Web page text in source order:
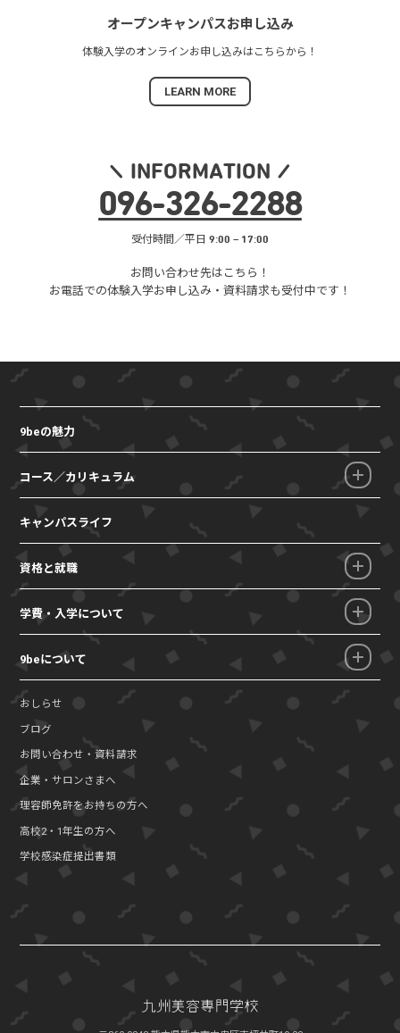
オープンキャンパスお申し込み
体験入学のオンラインお申し込みは こちらから！
LEARN MORE
INFORMATION
096-326-2288
受付時間／平日 9:00 – 17:00
お問い合わせ先はこちら！
お電話での体験入学お申し込み・ 資料請求も受付中です！
9beの魅力
コース／カリキュラム
キャンパスライフ
資格と就職
学費・入学について
9beについて
おしらせ
ブログ
お問い合わせ・資料請求
企業・サロンさまへ
理容師免許をお持ちの方へ
高校2・1年生の方へ
学校感染症提出書類